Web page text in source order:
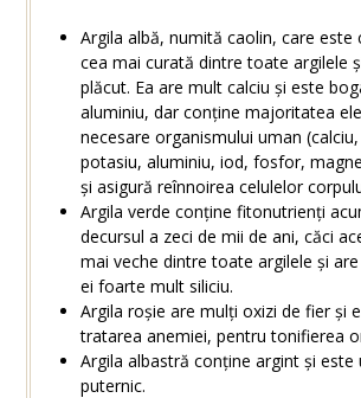
Argila albă, numită caolin, care este
cea mai curată dintre toate argilele
plăcut. Ea are mult calciu și este
aluminiu, dar conține majoritatea
necesare organismului uman
potasiu, aluminiu, iod, fosfor,
și asigură reînnoirea celulelor
Argila verde conține fitonutrienți
decursul a zeci de mii de ani, căci
mai veche dintre toate argilele și
ei foarte mult siliciu.
Argila roșie are mulți oxizi de fier și
tratarea anemiei, pentru tonifierea
Argila albastră conține argint și este
puternic.